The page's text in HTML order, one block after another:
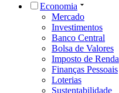
Economia
Mercado
Investimentos
Banco Central
Bolsa de Valores
Imposto de Renda
Finanças Pessoais
Loterias
Sustentabilidade